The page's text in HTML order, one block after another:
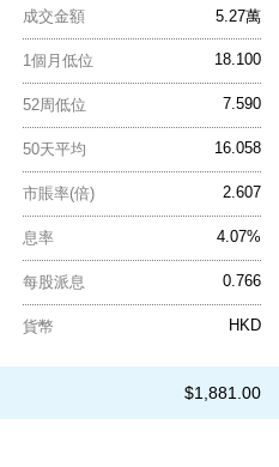
5.27萬
成交金額
18.100
1個月低位
7.590
52周低位
16.058
50天平均
2.607
市賬率(倍)
4.07%
息率
0.766
每股派息
HKD
貨幣
$1,881.00